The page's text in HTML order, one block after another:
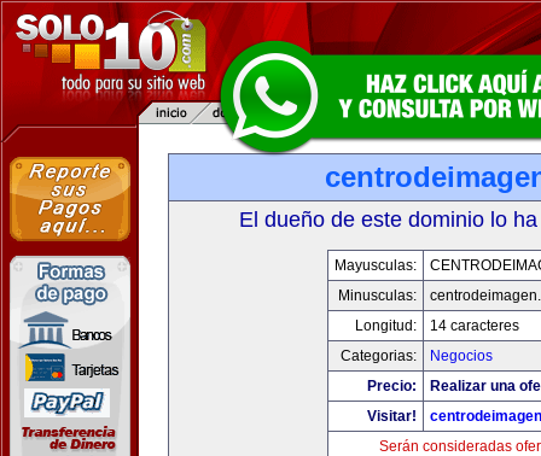
El dueño de este dominio lo
Mayusculas:
Minusculas:
Longitud:
14 caracteres
Categorias:
Negocios
Precio:
Realizar una
Visitar!
Serán consideradas